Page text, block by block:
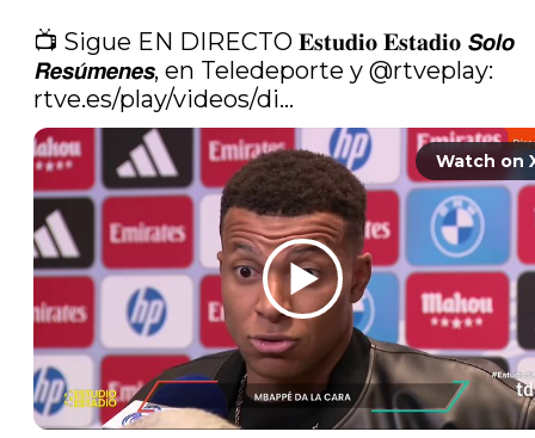
📺 Sigue EN DIRECTO 𝐄𝐬𝐭𝐮𝐝𝐢𝐨 𝐄𝐬𝐭𝐚𝐝𝐢𝐨 𝙎𝙤𝙡𝙤
𝙍𝙚𝙨𝙪́𝙢𝙚𝙣𝙚𝙨, en Teledeporte y @rtveplay
rtve.es/play/videos/di…
Watch on